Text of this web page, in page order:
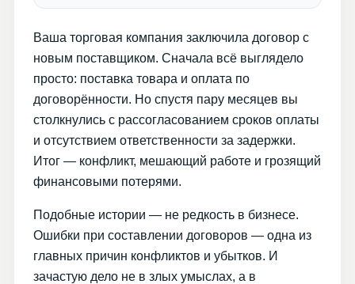
Ваша торговая компания заключила договор с
новым поставщиком. Сначала всё выглядело
просто: поставка товара и оплата по
договорённости. Но спустя пару месяцев вы
столкнулись с рассогласованием сроков оплаты
и отсутствием ответственности за задержки.
Итог — конфликт, мешающий работе и грозящий
финансовыми потерями.
Подобные истории — не редкость в бизнесе.
Ошибки при составлении договоров — одна из
главных причин конфликтов и убытков. И
зачастую дело не в злых умыслах, а в